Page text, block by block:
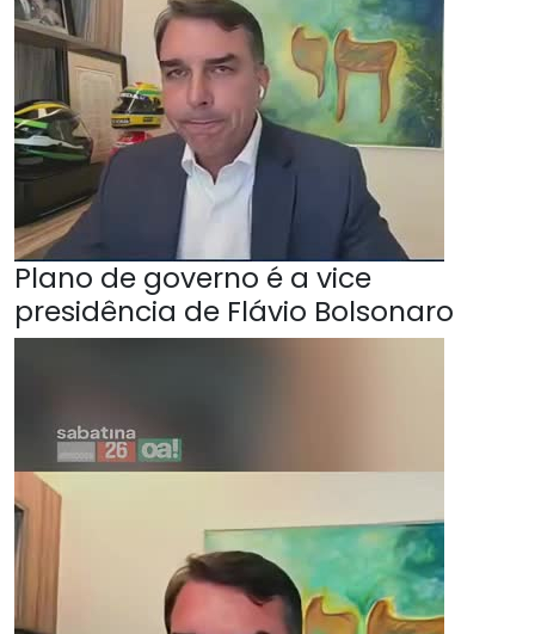
Plano de governo é a vice
presidência de Flávio Bolsonaro